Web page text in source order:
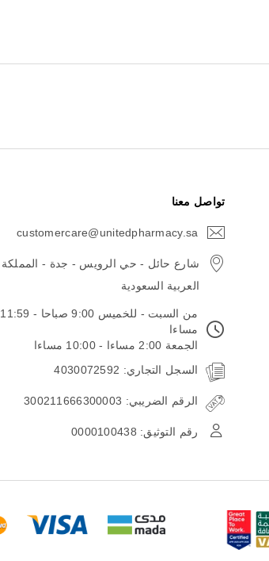
تواصل معنا
customercare@unitedpharmacy.sa
شارع حائل - حي الرويس - جدة - المملكة
العربية السعودية
من السبت - للخميس 9:00 صباحا - 11:59
مساءا
الجمعة 2:00 مساءا - 10:00 مساءا
السجل التجاري: 4030072592
الرقم الضريبي: 300211666300003
رقم التوثيق: 0000100438